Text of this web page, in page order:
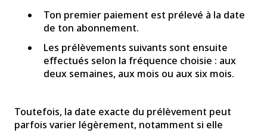
Ton premier paiement est prélevé à la date
de ton abonnement.
Les prélèvements suivants sont ensuite
effectués selon la fréquence choisie : aux
deux semaines, aux mois ou aux six mois.
Toutefois, la date exacte du prélèvement peut
parfois varier légèrement, notamment si elle